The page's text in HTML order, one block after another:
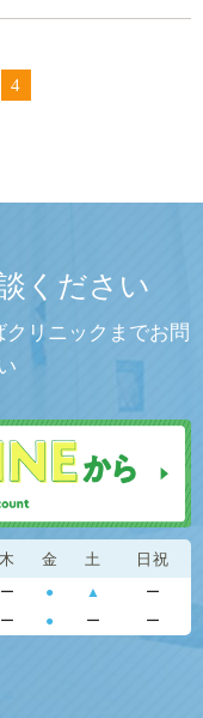
4
ください
リニックまでお問
木 金 土 日祝
ー ● ▲ ー
ー ● ー ー